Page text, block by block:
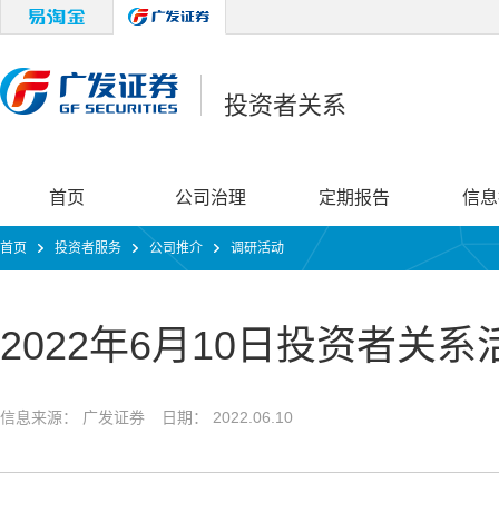
投资者关系
首页 公司治理 定期报告 信
首页 投资者服务 公司推介 调研活动
2022年6月10日投资者关系
信息来源： 广发证券 日期： 2022.06.10